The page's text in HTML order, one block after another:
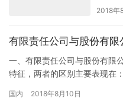
2018年
有限责任公司与股份有限
一、有限责任公司与股份有限
特征，两者的区别主要表现在
产…
国内 2018年8月10日